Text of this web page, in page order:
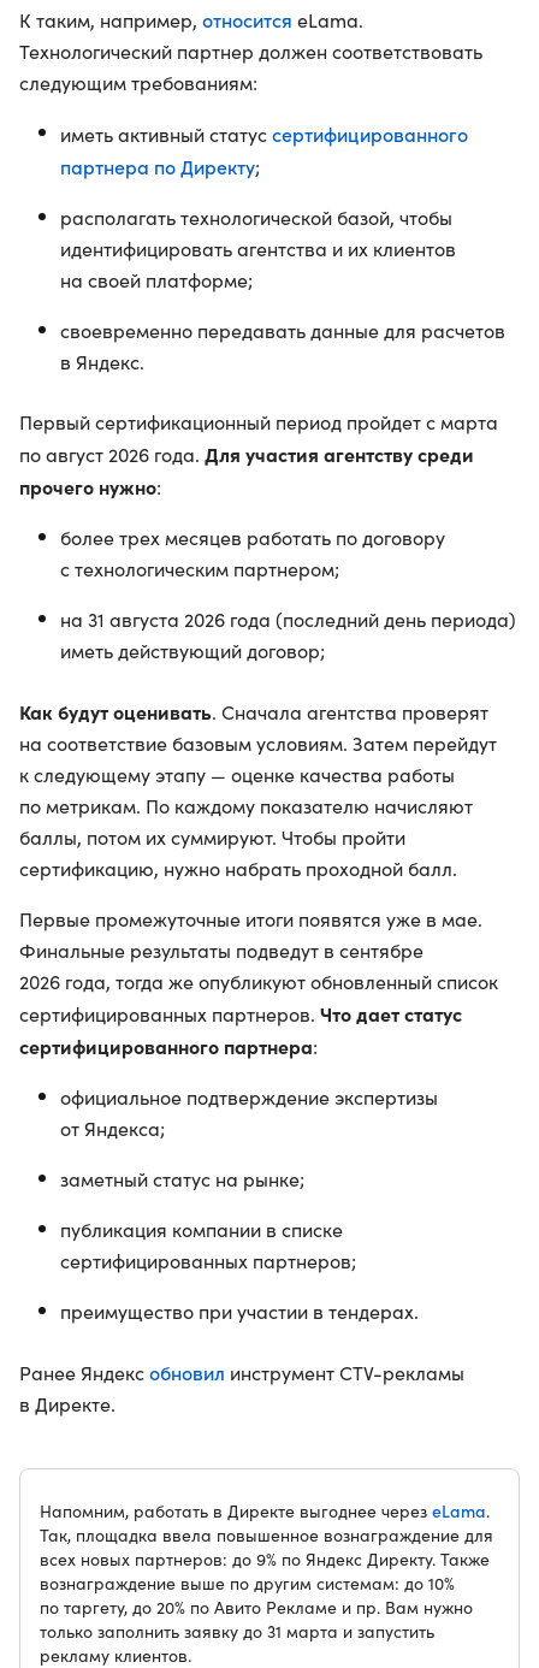
К таким, например, относится eLama.
Технологический партнер должен соответствовать
следующим требованиям:
иметь активный статуссертифицированного
партнера по Директу;
располагать технологической базой, чтобы
идентифицировать агентства и их клиентов
на своей платформе;
своевременно передавать данные для расчетов
в Яндекс.
Первый сертификационный период пройдет с марта
по август 2026 года. Для участия агентству среди
прочего нужно:
более трех месяцев работать по договору
с технологическим партнером;
на 31 августа 2026 года (последний день периода)
иметь действующий договор;
Как будут оценивать. Сначала агентства проверят
на соответствие базовым условиям. Затем перейдут
к следующему этапу — оценке качества работы
по метрикам. По каждому показателю начисляют
баллы, потом их суммируют. Чтобы пройти
сертификацию, нужно набрать проходной балл.
Первые промежуточные итоги появятся уже в мае.
Финальные результаты подведут в сентябре
2026 года, тогда же опубликуют обновленный список
сертифицированных партнеров. Что дает статус
сертифицированного партнера:
официальное подтверждение экспертизы
от Яндекса;
заметный статус на рынке;
публикация компании в списке
сертифицированных партнеров;
преимущество при участии в тендерах.
Ранее Яндексобновил инструмент CTV-рекламы
в Директе.
Напомним, работать в Директе выгоднее через eLama.
Так, площадка ввела повышенное вознаграждение для
всех новых партнеров: до 9% по Яндекс Директу. Также
вознаграждение выше по другим системам: до 10%
по таргету, до 20% по Авито Рекламе и пр. Вам нужно
только заполнить заявку до 31 марта и запустить
рекламу клиентов.